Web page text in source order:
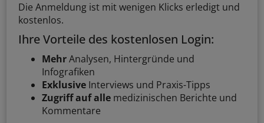
Die Anmeldung ist mit wenigen Klicks erledigt und
kostenlos.
Ihre Vorteile des kostenlosen Login:
MehrAnalysen, Hintergründe und
Infografiken
Exklusive Interviews und Praxis-Tipps
Zugriff auf alle medizinischen Berichte und
Kommentare